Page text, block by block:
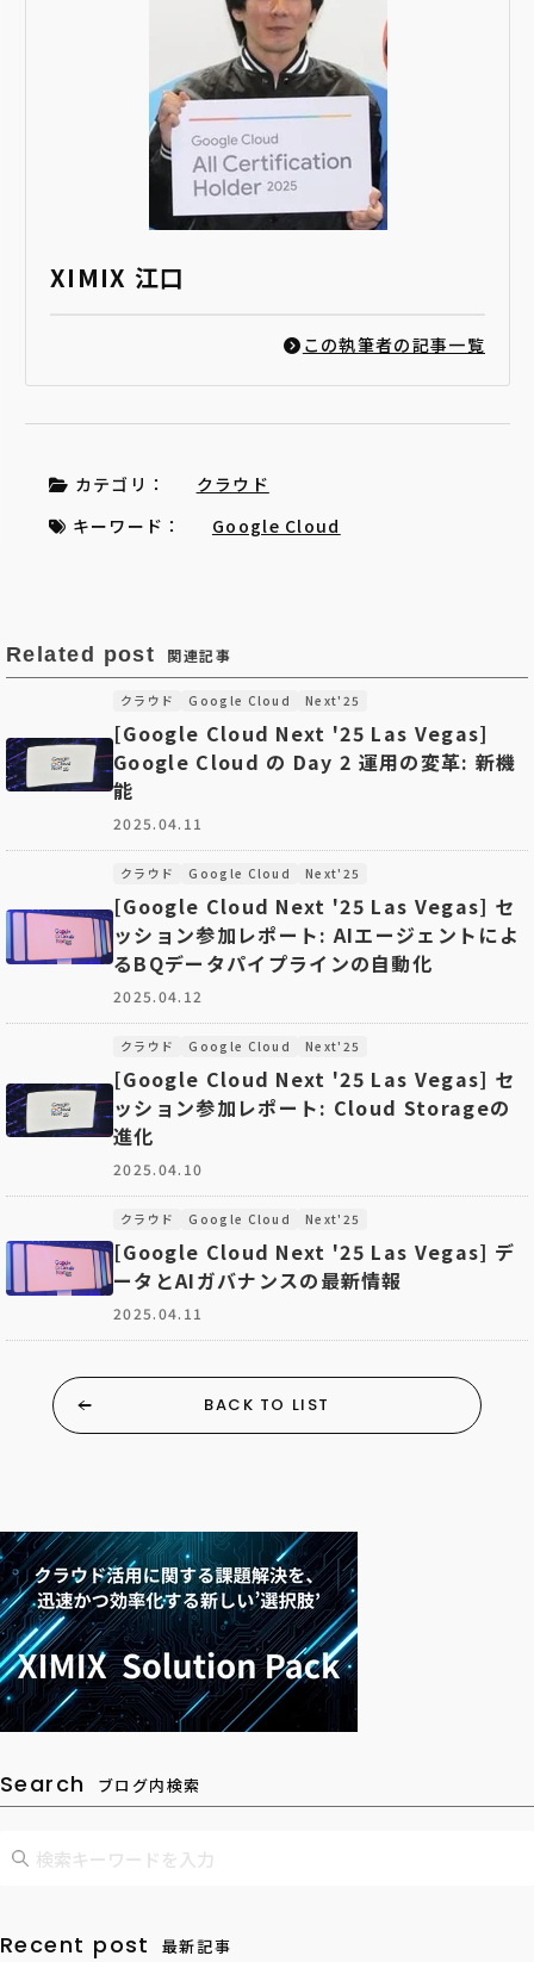
XIMIX 江口
この執筆者の記事一覧
カテゴリ：
クラウド
キーワード：
Google Cloud
Related post 関連記事
クラウド Google Cloud Next'25
[Google Cloud Next '25 Las Vegas]
Google Cloud の Day 2 運用の変革: 新機
能
2025.04.11
クラウド Google Cloud Next'25
[Google Cloud Next '25 Las Vegas] セ
ッション参加レポート: AIエージェントによ
るBQデータパイプラインの自動化
2025.04.12
クラウド Google Cloud Next'25
[Google Cloud Next '25 Las Vegas] セ
ッション参加レポート: Cloud Storageの
進化
2025.04.10
クラウド Google Cloud Next'25
[Google Cloud Next '25 Las Vegas] デ
ータとAIガバナンスの最新情報
2025.04.11
BACK TO LIST
Search ブログ内検索
Recent post 最新記事